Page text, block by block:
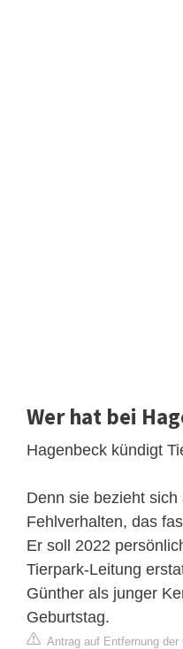
Wer hat bei
Hagenbeck kündigt
Denn sie bezieht
Fehlverhalten, das
Er soll 2022
Tierpark-Leitung
Günther als junger
Geburtstag.
Antrag auf Entfernung der